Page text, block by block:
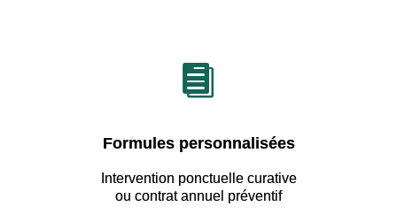

Formules personnalisées
Intervention ponctuelle curative
ou contrat annuel préventif